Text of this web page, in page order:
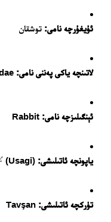
ئۇيغۇرچە نامى: توشقان
لاتىنچە ياكى پەننى نامى:
ئېنگىلىزچە نامى:
ياپونچە ئاتىلىشى:
تۈركچە ئاتىلىشى: